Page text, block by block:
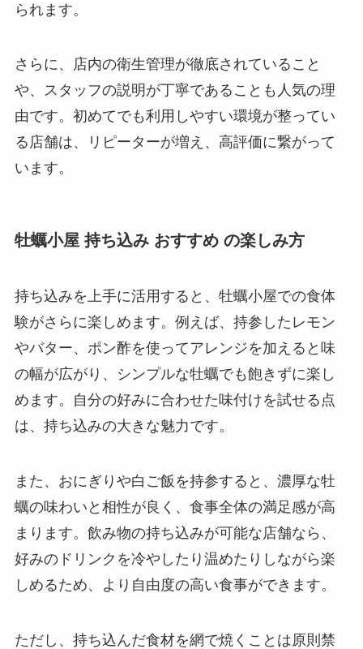
られます。
さらに、店内の衛生管理が徹底されていること
や、スタッフの説明が丁寧であることも人気の理
由です。初めてでも利用しやすい環境が整ってい
る店舗は、リピーターが増え、高評価に繋がって
います。
牡蠣小屋 持ち込み おすすめ の楽しみ方
持ち込みを上手に活用すると、牡蠣小屋での食体
験がさらに楽しめます。例えば、持参したレモン
やバター、ポン酢を使ってアレンジを加えると味
の幅が広がり、シンプルな牡蠣でも飽きずに楽し
めます。自分の好みに合わせた味付けを試せる点
は、持ち込みの大きな魅力です。
また、おにぎりや白ご飯を持参すると、濃厚な牡
蠣の味わいと相性が良く、食事全体の満足感が高
まります。飲み物の持ち込みが可能な店舗なら、
好みのドリンクを冷やしたり温めたりしながら楽
しめるため、より自由度の高い食事ができます。
ただし、持ち込んだ食材を網で焼くことは原則禁